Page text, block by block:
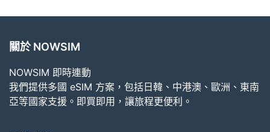
關於 NOWSIM
NOWSIM 即時連動
我們提供多國 eSIM 方案，包括日韓、中港澳、歐洲、東南
亞等國家支援。即買即用，讓旅程更便利。